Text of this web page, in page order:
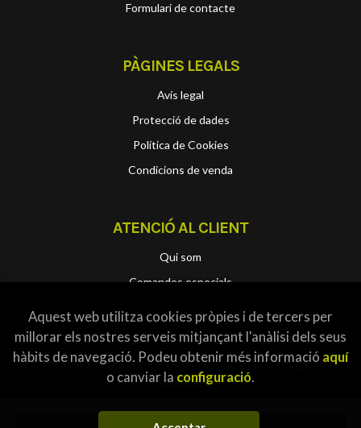
Formulari de contacte
PÀGINES LEGALS
Avís legal
Protecció de dades
Política de Cookies
Condicions de venda
ATENCIÓ AL CLIENT
Qui som
Comandes especials
2026 © Localbook . Tots els Drets Reservats | Grupo
Trevenque
Aquest web utilitza cookies pròpies i de tercers per
millorar els nostres serveis mitjançant l'anàlisi dels seus
hàbits de navegació. Podeu obtenir més informació aquí
o canviar la configuració.